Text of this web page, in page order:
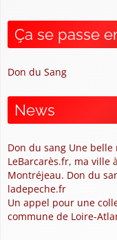
Ça se passe
Don du Sang
News
Don du sang Une
LeBarcarès.fr, ma ville
Montréjeau. Don du
ladepeche.fr
Un appel pour une
commune de Loire-